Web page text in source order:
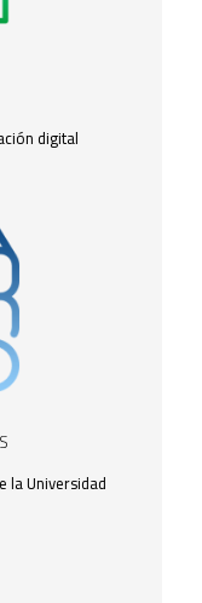
digital
la Universidad